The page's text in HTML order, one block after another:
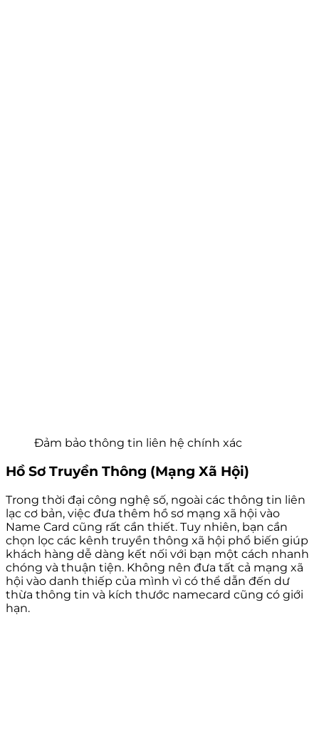
Đảm bảo thông tin liên hệ chính xác
Hồ Sơ Truyền Thông (Mạng Xã Hội)
Trong thời đại công nghệ số, ngoài các thông tin liên
lạc cơ bản, việc đưa thêm hồ sơ mạng xã hội vào
Name Card cũng rất cần thiết. Tuy nhiên, bạn cần
chọn lọc các kênh truyền thông xã hội phổ biến giúp
khách hàng dễ dàng kết nối với bạn một cách nhanh
chóng và thuận tiện. Không nên đưa tất cả mạng xã
hội vào danh thiếp của mình vì có thể dẫn đến dư
thừa thông tin và kích thước namecard cũng có giới
hạn.